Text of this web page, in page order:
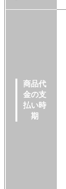
商品代
金の支
払い時
期